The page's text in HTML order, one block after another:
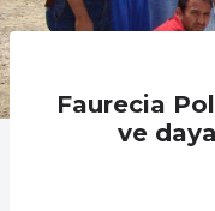
Faurecia
ve